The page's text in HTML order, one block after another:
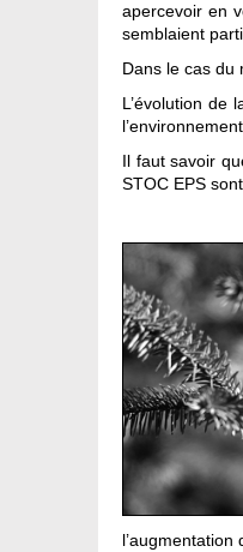
apercevoir en
semblaient
Dans le cas du
L’évolution de
l’environnement.
Il faut savoir
STOC EPS